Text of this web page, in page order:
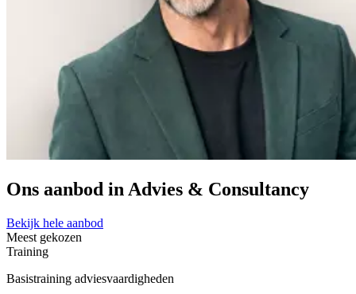
Ons aanbod in Advies & Consultancy
Bekijk hele aanbod
Meest gekozen
Training
Basistraining adviesvaardigheden